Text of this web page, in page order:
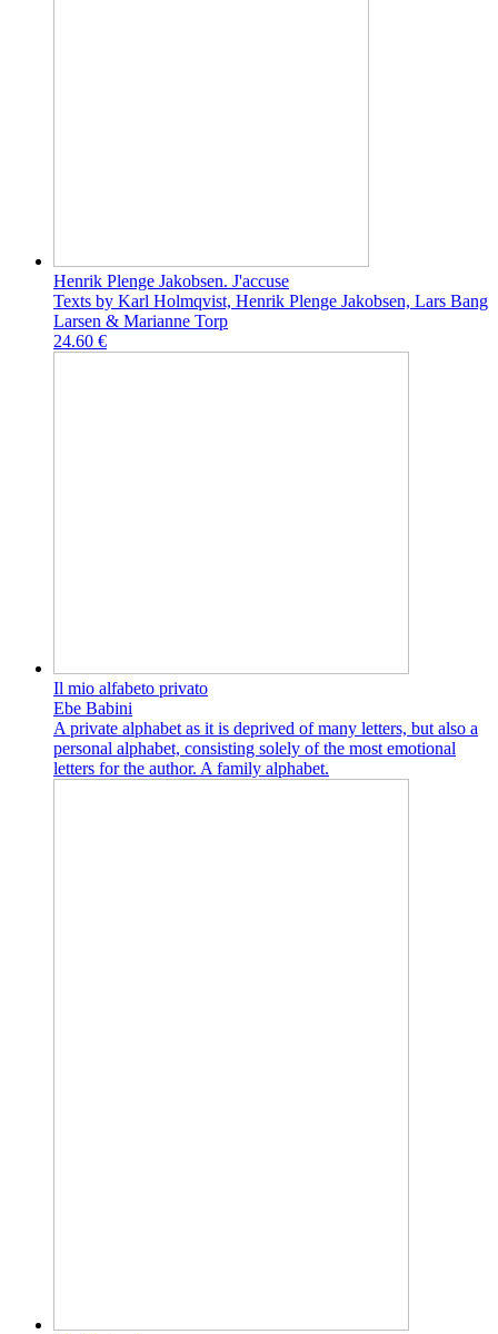
Henrik Plenge Jakobsen. J'accuse
Texts by Karl Holmqvist, Henrik Plenge Jakobsen, Lars Bang
Larsen & Marianne Torp
24.60 €
Il mio alfabeto privato
Ebe Babini
A private alphabet as it is deprived of many letters, but also a
personal alphabet, consisting solely of the most emotional
letters for the author. A family alphabet.